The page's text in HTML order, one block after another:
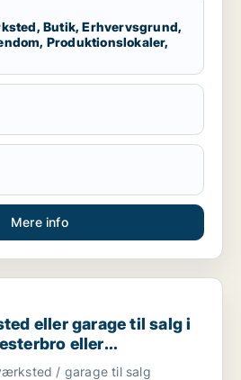
Butik, Erhvervsgrund,
Produktionslokaler,
Mere info
garage til salg i København K,
eller garage til salg i
eller
/ garage til salg